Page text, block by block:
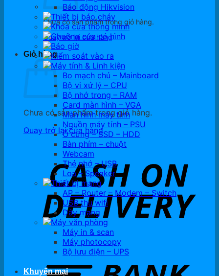
Chưa có sản phẩm trong giỏ hàng.
Quay trở lại cửa hàng
Giỏ hàng
Chưa có sản phẩm trong giỏ hàng.
Quay trở lại cửa hàng
Báo động Hikvision
Thiết bị báo cháy
Khóa cửa thông minh
Chuông cửa có hình
Báo giờ
Kiểm soát vào ra
Máy tính & Linh kiện
Bo mạch chủ – Mainboard
Bộ vi xử lý – CPU
Bộ nhớ trong – RAM
Card màn hình – VGA
Màn hình máy tính
Nguồn máy tính – PSU
Ổ cứng – SSD – HDD
Bàn phím – chuột
Webcam
Thẻ nhớ – USB
Loa – Speaker
Thiết bị mạng
AP – Router – Modem – Switch
USB thu wifi
Dây mạng
Máy văn phòng
Máy in & scan
Máy photocopy
Bộ lưu điện – UPS
Khuyến mại